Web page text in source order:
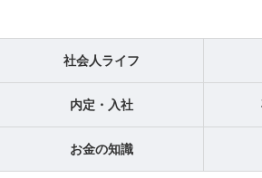
社会人ライフ
内定・入社
お金の知識